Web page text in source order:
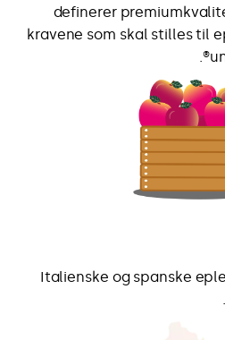
definerer
kravene som skal stilles til
Italienske og spanske